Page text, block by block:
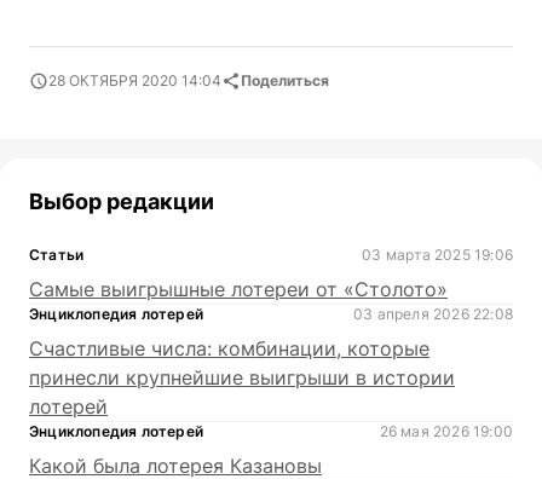
28 ОКТЯБРЯ 2020 14:04 Поделиться
Выбор редакции
Статьи 03 марта 2025 19:06
Самые выигрышные лотереи от «Столото»
Энциклопедия лотерей 03 апреля 2026 22:08
Счастливые числа: комбинации, которые
принесли крупнейшие выигрыши в истории
лотерей
Энциклопедия лотерей 26 мая 2026 19:00
Какой была лотерея Казановы